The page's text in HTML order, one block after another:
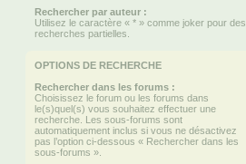
Rechercher par auteur :
Utilisez le caractère « * » comme joker pour des
recherches partielles.
OPTIONS DE RECHERCHE
Rechercher dans les forums :
Choisissez le forum ou les forums dans
le(s)quel(s) vous souhaitez effectuer une
recherche. Les sous-forums sont
automatiquement inclus si vous ne désactivez
pas l’option ci-dessous « Rechercher dans les
sous-forums ».